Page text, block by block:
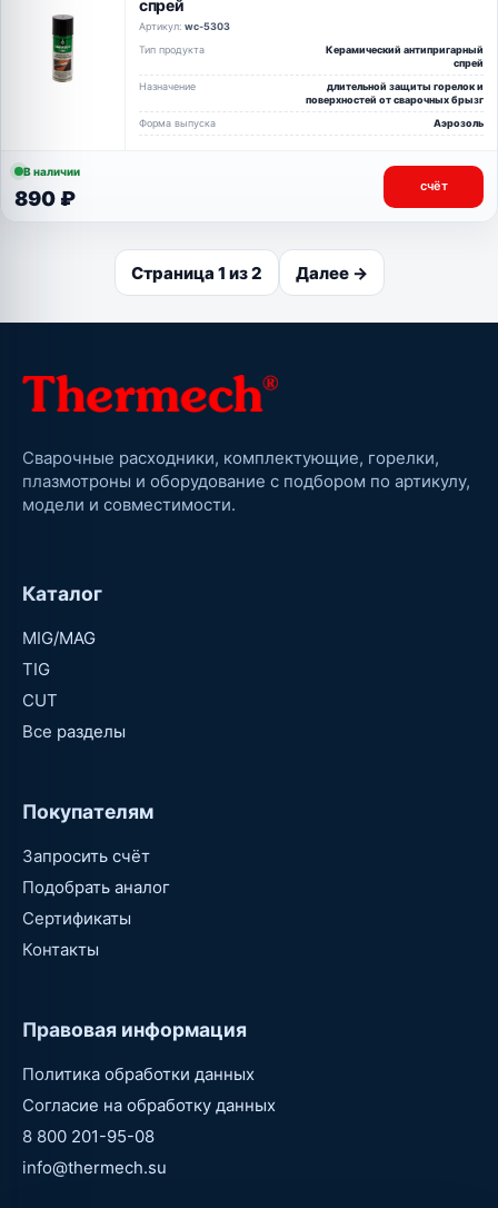
спрей
Артикул: wc-5303
Тип продукта
Керамический антипригарный
спрей
Назначение
длительной защиты горелок и
поверхностей от сварочных брызг
Форма выпуска
Аэрозоль
В наличии
890 ₽
счёт
Страница 1 из 2 Далее →
Сварочные расходники, комплектующие, горелки,
плазмотроны и оборудование с подбором по артикулу,
модели и совместимости.
Каталог
MIG/MAG
TIG
CUT
Все разделы
Покупателям
Запросить счёт
Подобрать аналог
Сертификаты
Контакты
Правовая информация
Политика обработки данных
Согласие на обработку данных
8 800 201-95-08
info@thermech.su